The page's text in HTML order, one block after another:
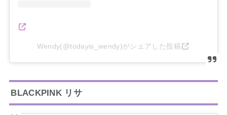
Wendy(@todayis_wendy)がシェアした投稿
BLACKPINK リサ